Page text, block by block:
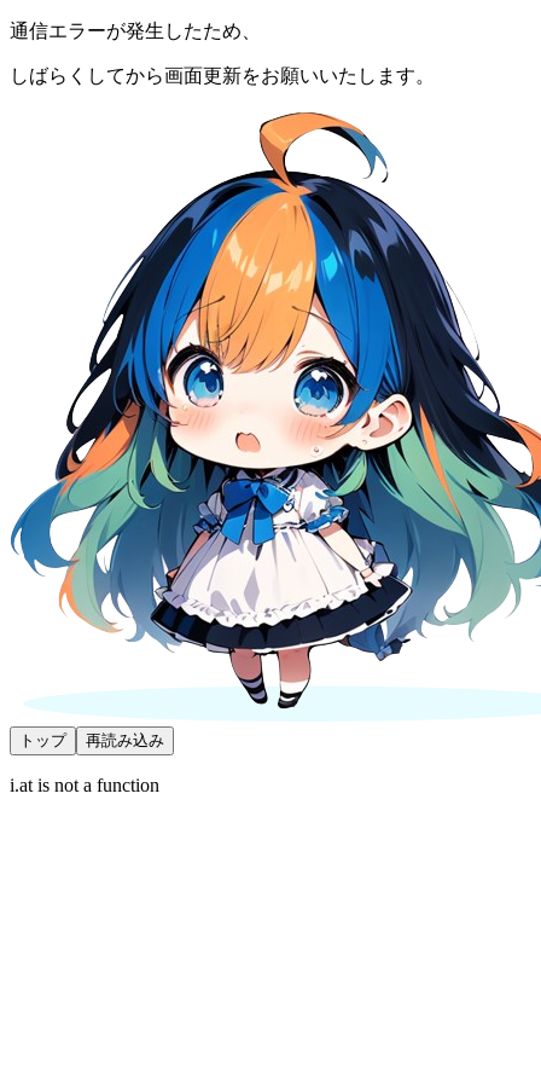
通信エラーが発生したため、
しばらくしてから画面更新をお願いいたします。
トップ 再読み込み
i.at is not a function